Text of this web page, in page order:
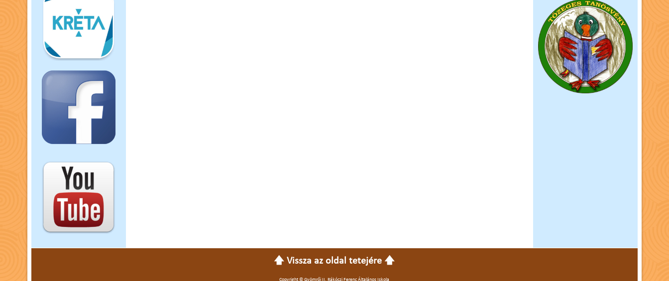
🡅 Vissza az oldal tetejére 🡅
Copyright © Gyömrői II. Rákóczi Ferenc Általános Iskola